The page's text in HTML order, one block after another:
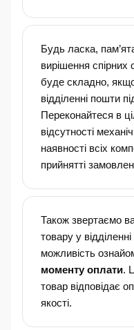
Будь ласка,
вирішення спірних
буде складно,
відділенні пошти
Переконайтеся в
відсутності
наявності всіх
прийнятті
Також звертаємо
товару у
можливість
моменту оплати.
товар відповідає
якості.